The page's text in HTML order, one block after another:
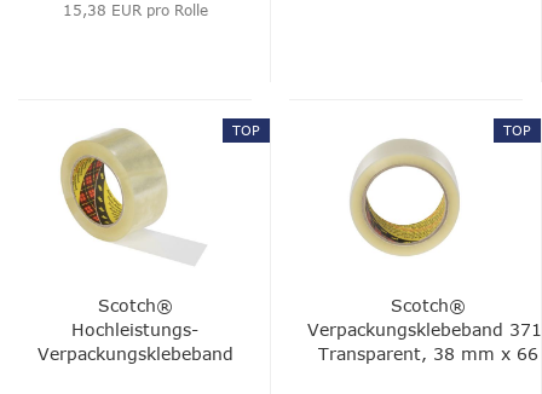
15,38 EUR pro Rolle
TOP
Scotch®
Hochleistungs-
Verpackungsklebeband
TOP
Scotch®
Verpackungsklebeband
Transparent, 38 mm x 66